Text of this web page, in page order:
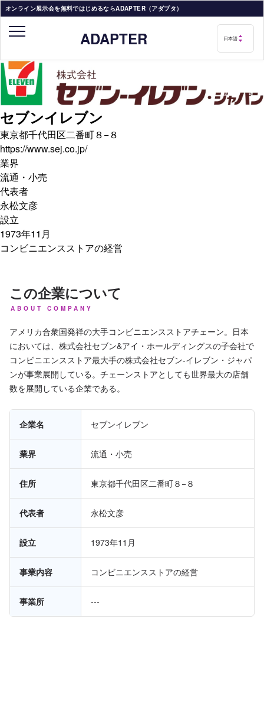
オンライン展示会を無料ではじめるならADAPTER（アダプタ）
ADAPTER
セブンイレブン
東京都千代田区二番町８−８
https://www.sej.co.jp/
業界
流通・小売
代表者
永松文彦
設立
1973年11月
コンビニエンスストアの経営
この企業について
ABOUT COMPANY
アメリカ合衆国発祥の大手コンビニエンスストアチェーン。日本
においては、株式会社セブン&アイ・ホールディングスの子会社で
コンビニエンスストア最大手の株式会社セブン-イレブン・ジャパ
ンが事業展開している。チェーンストアとしても世界最大の店舗
数を展開している企業である。
企業名 セブンイレブン
業界 流通・小売
住所 東京都千代田区二番町８−８
代表者 永松文彦
設立 1973年11月
事業内容 コンビニエンスストアの経営
事業所 ---